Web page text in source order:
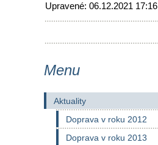
Upravené: 06.12.2021 17:16
Menu
Aktuality
Doprava v roku 2012
Doprava v roku 2013